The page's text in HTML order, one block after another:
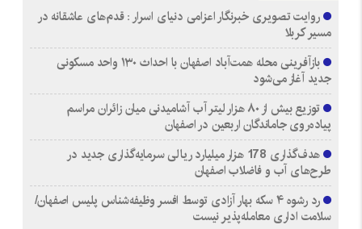
روایت تصویری خبرنگار اعزامی دنیای اسرار : قدم‌های عاشقانه در
مسیر کربلا
بازآفرینی محله همت‌آباد اصفهان با احداث ۱۳۰ واحد مسکونی
جدید آغاز می‌شود
توزیع بیش از ۸۰ هزار لیتر آب آشامیدنی میان زائران مراسم
پیاده‌روی جاماندگان اربعین در اصفهان
هدف‌گذاری 178 هزار میلیارد ریالی سرمایه‌گذاری جدید در
طرح‌های آب و فاضلاب اصفهان
رد رشوه ۴ سکه بهار آزادی توسط افسر وظیفه‌شناس پلیس اصفهان/
سلامت اداری معامله‌پذیر نیست